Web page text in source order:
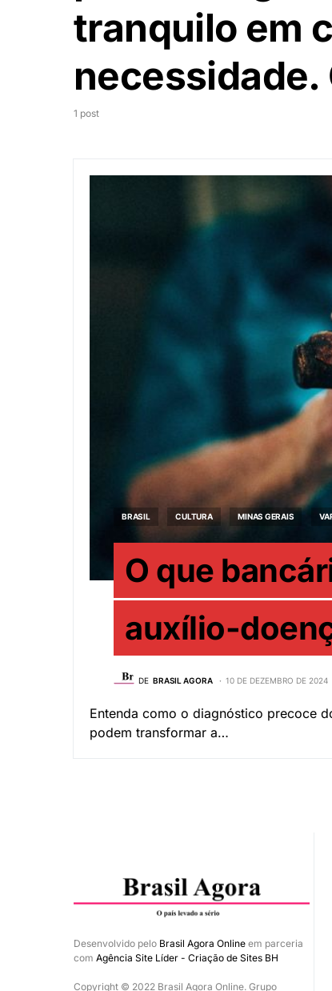
tranquilo em
necessidade.
1 post
BRASIL CULTURA MINAS GERAIS
O que
auxílio-
DE BRASIL AGORA 10 DE DEZEMBRO DE 2024
Entenda como o diagnóstico precoce
podem transformar a…
Desenvolvido pelo Brasil Agora Online em parceria
com Agência Site Líder - Criação de Sites BH
Copyright © 2022 Brasil Agora Online. Grupo